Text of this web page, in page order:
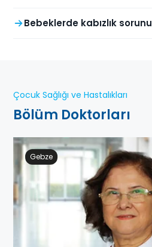
Bebeklerde kabızlık sorunu
Çocuk Sağlığı ve Hastalıkları
Bölüm Doktorları
Gebze